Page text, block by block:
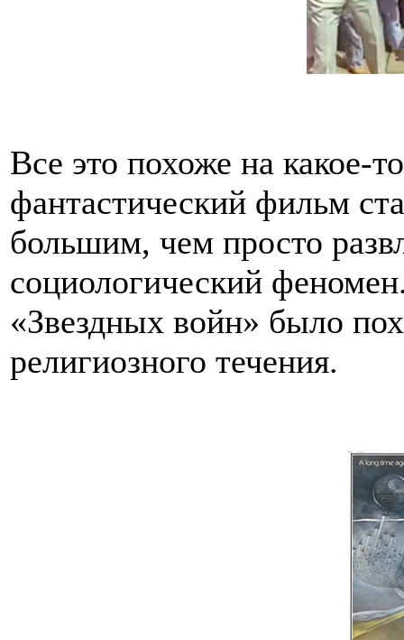
Все это похоже на какое-
фантастический фильм
большим, чем просто
социологический
«Звездных войн» было
религиозного течения.